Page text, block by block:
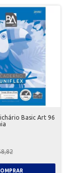
Basic Art 96